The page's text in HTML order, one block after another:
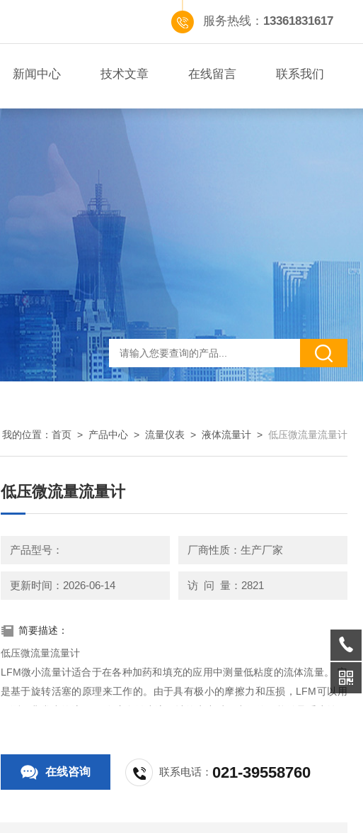
服务热线： 13361831617
新闻中心 技术文章 在线留言 联系我们
我的位置： 首页 > 产品中心 > 流量仪表 > 液体流量计 > 低压微流量流量计
低压微流量流量计
产品型号： 厂商性质：生产厂家
更新时间：2026-06-14 访 问 量：2821
简要描述：
低压微流量流量计
LFM微小流量计适合于在各种加药和填充的应用中测量低粘度的流体流量。 它
是基于旋转活塞的原理来工作的。由于具有极小的摩擦力和压损，LFM可以用
于测量非常小的流量。 在这个微小流量计的生产过程中仅使用能够承受腐蚀性
在线咨询 联系电话：021-39558760